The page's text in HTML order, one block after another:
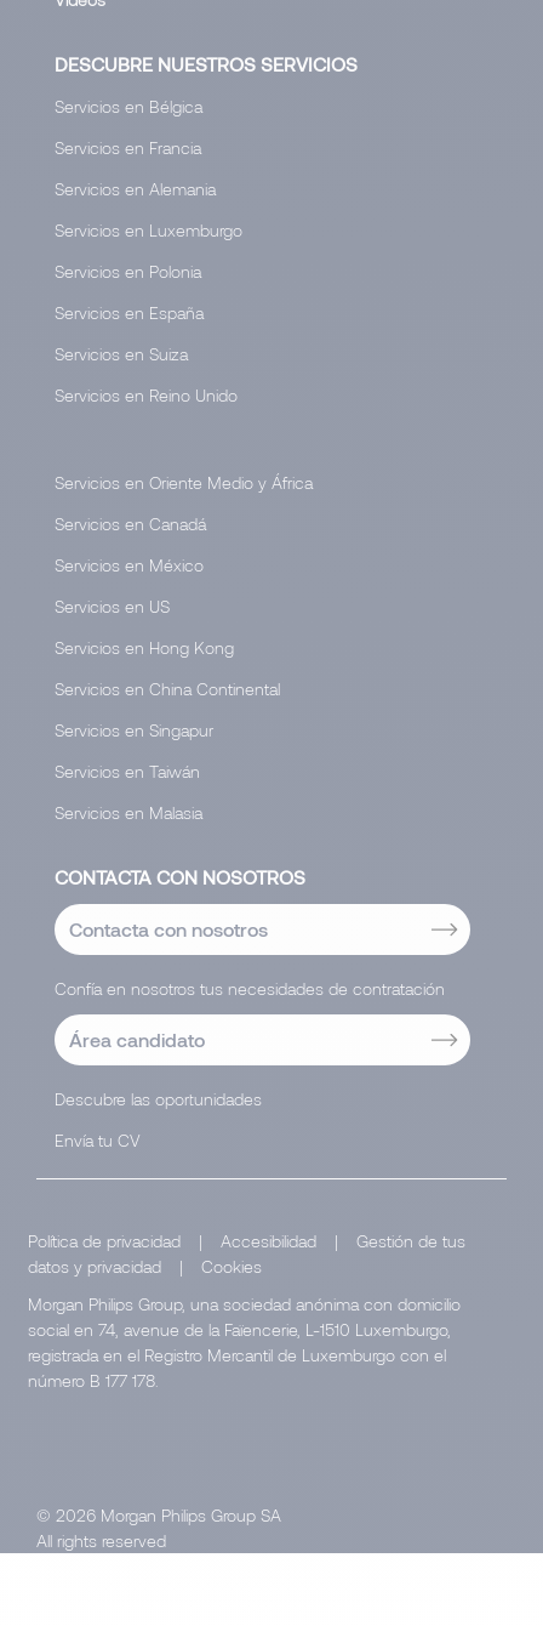
DESCUBRE NUESTROS SERVICIOS
Servicios en Bélgica
Servicios en Francia
Servicios en Alemania
Servicios en Luxemburgo
Servicios en Polonia
Servicios en España
Servicios en Suiza
Servicios en Reino Unido
Servicios en Oriente Medio y África
Servicios en Canadá
Servicios en México
Servicios en US
Servicios en Hong Kong
Servicios en China Continental
Servicios en Singapur
Servicios en Taiwán
Servicios en Malasia
CONTACTA CON NOSOTROS
Contacta con nosotros
Confía en nosotros tus necesidades de contratación
Área candidato
Descubre las oportunidades
Envía tu CV
Política de privacidad | Accesibilidad |
Gestión de tus
datos y privacidad
|
Cookies
Morgan Philips Group, una sociedad anónima con domicilio
social en 74, avenue de la Faïencerie, L-1510 Luxemburgo,
registrada en el Registro Mercantil de Luxemburgo con el
número B 177 178.
© 2026 Morgan Philips Group SA
All rights reserved